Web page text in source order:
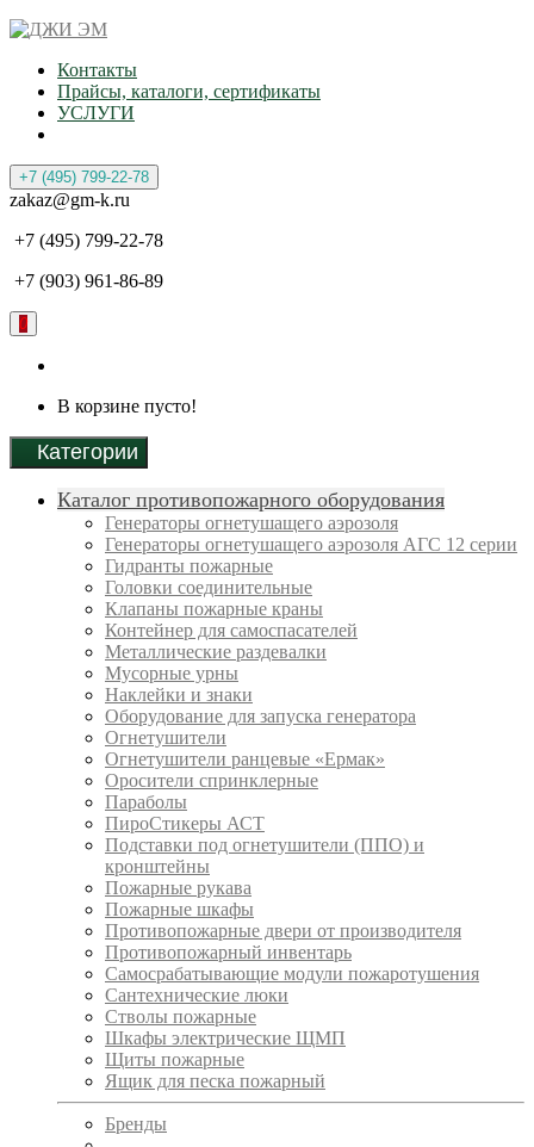
Контакты
Прайсы, каталоги, сертификаты
УСЛУГИ
+7 (495) 799-22-78
zakaz@gm-k.ru
+7 (495) 799-22-78
+7 (903) 961-86-89
0
В корзине пусто!
Категории
Каталог противопожарного оборудования
Генераторы огнетушащего аэрозоля
Генераторы огнетушащего аэрозоля АГС 12 серии
Гидранты пожарные
Головки соединительные
Клапаны пожарные краны
Контейнер для самоспасателей
Металлические раздевалки
Мусорные урны
Наклейки и знаки
Оборудование для запуска генератора
Огнетушители
Огнетушители ранцевые «Ермак»
Оросители спринклерные
Параболы
ПироСтикеры АСТ
Подставки под огнетушители (ППО) и
кронштейны
Пожарные рукава
Пожарные шкафы
Противопожарные двери от производителя
Противопожарный инвентарь
Самосрабатывающие модули пожаротушения
Сантехнические люки
Стволы пожарные
Шкафы электрические ЩМП
Щиты пожарные
Ящик для песка пожарный
Бренды